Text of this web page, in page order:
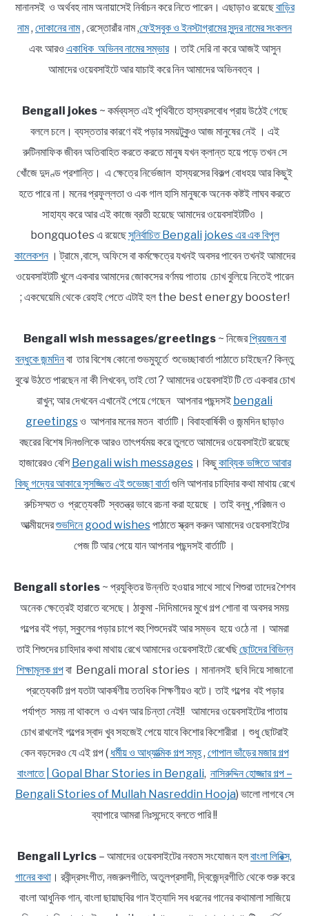
মানানসই ও অর্থবহ নাম অনায়াসেই নির্বাচন করে নিতে পারেন। এছাড়াও রয়েছেবাড়ির
নাম, দোকানের নাম, রেস্তোরাঁর নাম ,ফেইসবুক ও ইনস্টাগ্রামের সুন্দর নামের সংকলন
এবং আরও একাধিক অভিনব নামের সম্ভার। তাই দেরি না করে আজই আসুন
আমাদের ওয়েবসাইটে আর যাচাই করে নিন আমাদের অভিনবত্ব ।
Bengali jokes~ কর্মব্যস্ত এই পৃথিবীতে হাস্যরসবোধ প্রায় উঠেই গেছে
বললে চলে। ব্যস্ততার কারণে বই পড়ার সময়টুকুও আজ মানুষের নেই । এই
রুটিনমাফিক জীবন অতিবাহিত করতে করতে মানুষ যখন ক্লান্ত হয়ে পড়ে তখন সে
খোঁজে দুদণ্ড প্রশান্তি। এ ক্ষেত্রে নির্ভেজাল হাস্যরসের বিকল্প বোধহয় আর কিছুই
হতে পারে না। মনের প্রফুল্লতা ও এক গাল হাসি মানুষকে অনেক কষ্টই লাঘব করতে
সাহায্য করে আর এই কাজে ব্রতী হয়েছে আমাদের ওয়েবসাইটটিও ।
bongquotes এ রয়েছেসুনির্বাচিত Bengali jokes এর এক বিপুল
কালেকশন। ট্রামে ,বাসে, অফিসে বা কর্মক্ষেত্রে যখনই অবসর পাবেন তখনই আমাদের
ওয়েবসাইটটি খুলে একবার আমাদের জোকসের বর্ণময় পাতায় চোখ বুলিয়ে নিতেই পারেন
; একঘেয়েমি থেকে রেহাই পেতে এটাই হল the best energy booster!
Bengali wish messages/greetings~ নিজেরপ্রিয়জন বা
বন্ধুকে জন্মদিনবা তার বিশেষ কোনো শুভমুহূর্তে শুভেচ্ছাবার্তা পাঠাতে চাইছেন? কিন্তু
বুঝে উঠতে পারছেন না কী লিখবেন, তাই তো ? আমাদের ওয়েবসাইট টি তে একবার চোখ
রাখুন; আর দেখবেন এখানেই পেয়ে গেছেন আপনার পছন্দসই bengali
greetingsও আপনার মনের মতন বার্তাটি। বিবাহবার্ষিকী ও জন্মদিন ছাড়াও
বছরের বিশেষ দিনগুলিকে আরও তাৎপর্যময় করে তুলতে আমাদের ওয়েবসাইটে রয়েছে
হাজারেরও বেশিBengali wish messages। কিছুকাব্যিক ভঙ্গিতে আবার
কিছু গদ্যের আকারে সুসজ্জিত এই শুভেচ্ছা বার্তাগুলি আপনার চাহিদার কথা মাথায় রেখে
রুচিসম্মত ও প্রত্যেকটি স্বতন্ত্র ভাবে রচনা করা হয়েছে । তাই বন্ধু ,পরিজন ও
আত্মীয়দেরশুভদিনে good wishesপাঠাতে স্ক্রল করুন আমাদের ওয়েবসাইটের
পেজ টি আর পেয়ে যান আপনার পছন্দসই বার্তাটি ।
Bengali stories ~ প্রযুক্তির উন্নতি হওয়ার সাথে সাথে শিশুরা তাদের শৈশব
অনেক ক্ষেত্রেই হারাতে বসেছে। ঠাকুমা -দিদিমাদের মুখে গল্প শোনা বা অবসর সময়
গল্পের বই পড়া, স্কুলের পড়ার চাপে বহু শিশুদেরই আর সম্ভব হয়ে ওঠে না । আমরা
তাই শিশুদের চাহিদার কথা মাথায় রেখে আমাদের ওয়েবসাইটে রেখেছিছোটদের বিভিন্ন
শিক্ষামূলক গল্পবা Bengali moral stories । মানানসই ছবি দিয়ে সাজানো
প্রত্যেকটি গল্প যতটা আকর্ষণীয় ততধিক শিক্ষণীয়ও বটে। তাই গল্পের বই পড়ার
পর্যাপ্ত সময় না থাকলে ও এখন আর চিন্তা নেই!! আমাদের ওয়েবসাইটের পাতায়
চোখ রাখলেই গল্পের স্বাদ খুব সহজেই পেয়ে যাবে কিশোর কিশোরীরা । শুধু ছোটরাই
কেন বড়দেরও যে এই গল্প ( ধর্মীয় ও আধ্যাত্মিক গল্প সমূহ, গোপাল ভাঁড়ের মজার গল্প
বাংলাতে | Gopal Bhar Stories in Bengali, নাসিরুদ্দিন হোজ্জার গল্প –
Bengali Stories of Mullah Nasreddin Hooja) ভালো লাগবে সে
ব্যাপারে আমরা নিঃসন্দেহে বলতে পারি !!
Bengali Lyrics – আমাদের ওয়েবসাইটের নবতম সংযোজন হলবাংলা লিরিক্স,
গানের কথা। রবীন্দ্রসংগীত, নজরুলগীতি, অতুলপ্রসাদী, দ্বিজেন্দ্রগীতি থেকে শুরু করে
বাংলা আধুনিক গান, বাংলা ছায়াছবির গান ইত্যাদি সব ধরনের গানের কথামালা সাজিয়ে